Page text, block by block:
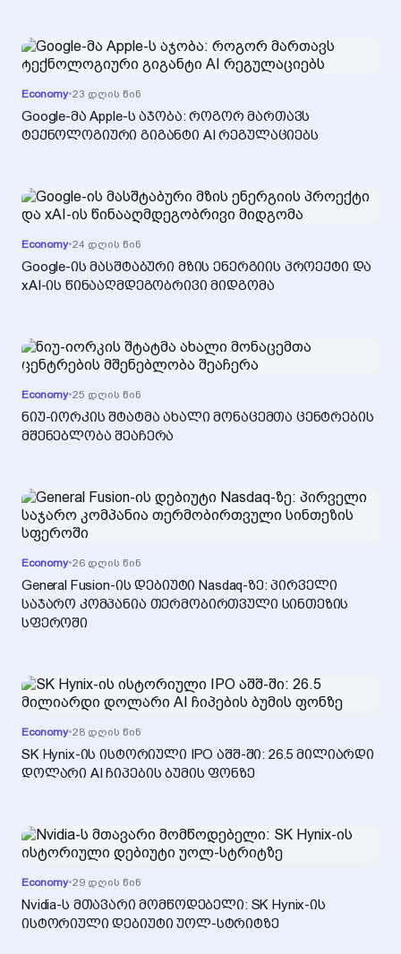
Economy•23 დღის წინ
Google-მა Apple-ს აჯობა: როგორ მართავს
ტექნოლოგიური გიგანტი AI რეგულაციებს
Economy•24 დღის წინ
Google-ის მასშტაბური მზის ენერგიის პროექტი და
xAI-ის წინააღმდეგობრივი მიდგომა
Economy•25 დღის წინ
ნიუ-იორკის შტატმა ახალი მონაცემთა ცენტრების
მშენებლობა შეაჩერა
Economy•26 დღის წინ
General Fusion-ის დებიუტი Nasdaq-ზე: პირველი
საჯარო კომპანია თერმობირთვული სინთეზის
სფეროში
Economy•28 დღის წინ
SK Hynix-ის ისტორიული IPO აშშ-ში: 26.5 მილიარდი
დოლარი AI ჩიპების ბუმის ფონზე
Economy•29 დღის წინ
Nvidia-ს მთავარი მომწოდებელი: SK Hynix-ის
ისტორიული დებიუტი უოლ-სტრიტზე